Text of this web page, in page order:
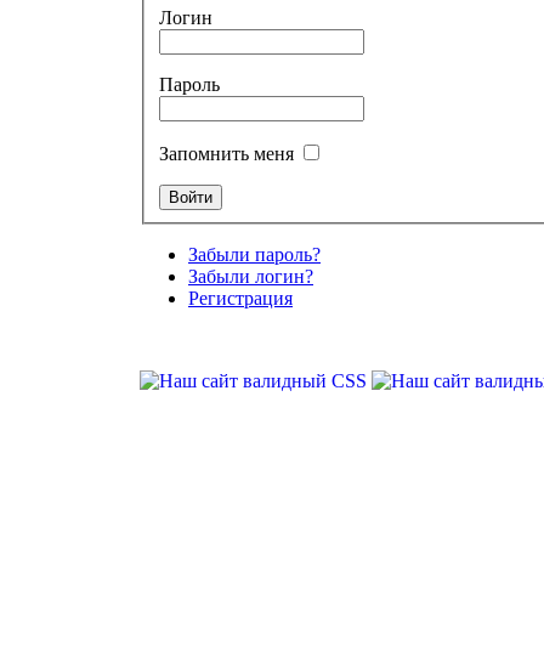
Логин
Пароль
Запомнить меня
Забыли пароль?
Забыли логин?
Регистрация